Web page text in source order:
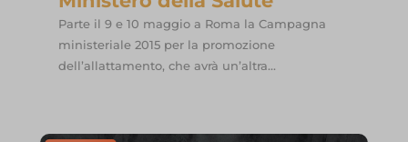
Parte il 9 e 10 maggio a Roma la Campagna
ministeriale 2015 per la promozione
dell’allattamento, che avrà un’altra...